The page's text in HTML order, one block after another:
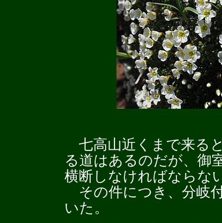
七高山近くまで来る
る道はあるのだが、御
横断しなければならな
その件につき、分岐
いた。